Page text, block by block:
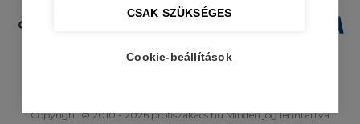
Copyright © 2010 - 2026 profiszakacs.hu Minden jog fenntartva
CSAK SZÜKSÉGES
Cookie-beállítások